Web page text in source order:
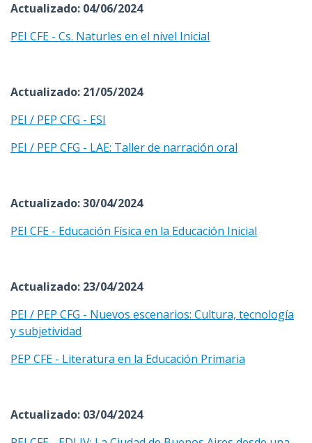
Actualizado: 04/06/2024
PEI CFE - Cs. Naturles en el nivel Inicial
Actualizado: 21/05/2024
PEI / PEP CFG - ESI
PEI / PEP CFG - LAE: Taller de narración oral
Actualizado: 30/04/2024
PEI CFE - Educación Física en la Educación Inicial
Actualizado: 23/04/2024
PEI / PEP CFG - Nuevos escenarios: Cultura, tecnología
y subjetividad
PEP CFE - Literatura en la Educación Primaria
Actualizado: 03/04/2024